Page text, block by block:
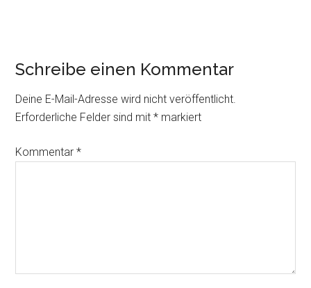
Schreibe einen Kommentar
Deine E-Mail-Adresse wird nicht veröffentlicht.
Erforderliche Felder sind mit* markiert
Kommentar*